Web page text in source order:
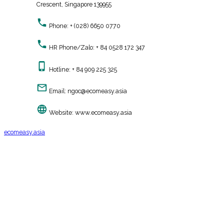
Crescent, Singapore 139955
Phone: + (028) 6650 0770
HR Phone/Zalo: + 84 0528 172 347
Hotline: + 84 909 225 325
Email: ngoc@ecomeasy.asia
Website: www.ecomeasy.asia
ecomeasy.asia